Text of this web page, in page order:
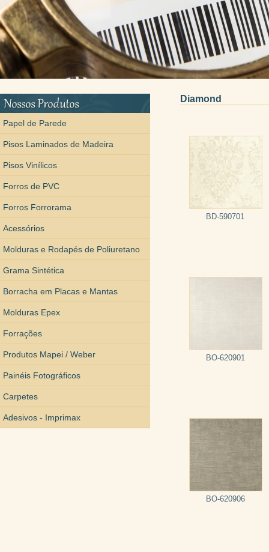
Papel de Parede
Pisos Laminados de Madeira
Pisos Vinílicos
Forros de PVC
Forros Forrorama
Acessórios
Molduras e Rodapés de Poliuretano
Grama Sintética
Borracha em Placas e Mantas
Molduras Epex
Forrações
Produtos Mapei / Weber
Painéis Fotográficos
Carpetes
Adesivos - Imprimax
Diamond
BD-590701
BO-620901
BO-620906